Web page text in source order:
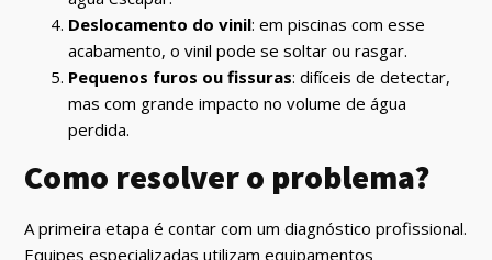
Deslocamento do vinil: em piscinas com esse
acabamento, o vinil pode se soltar ou rasgar.
Pequenos furos ou fissuras: difíceis de detectar,
mas com grande impacto no volume de água
perdida.
Como resolver o problema?
A primeira etapa é contar com um diagnóstico profissional.
Equipes especializadas utilizam equipamentos